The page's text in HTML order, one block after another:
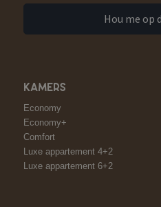
Hou me op
KAMERS
Economy
Economy+
Comfort
Luxe appartement 4+2
Luxe appartement 6+2